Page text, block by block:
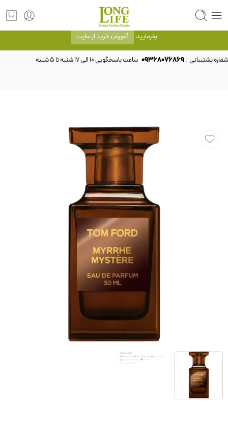
توجه! برند لانگ لایف رایحه های معروف را با شیشه و بسته بندی خود شرکت لانگ لایف
عرضه می کند.که با انتخاب حجم هر ادکلنی می توانید شیشه و بسته بندی را ملاحظه
بفرمایید. آموزش خرید از سایت
شماره پشتیبانی :09368076869